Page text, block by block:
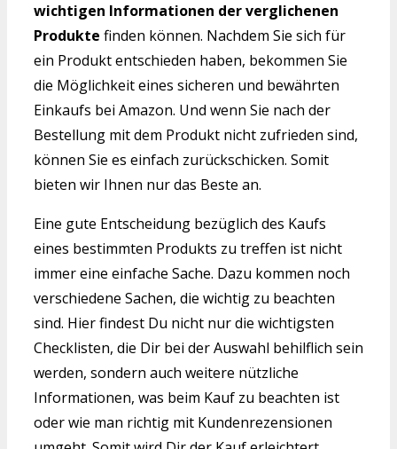
wichtigen Informationen der verglichenen
Produkte finden können. Nachdem Sie sich für
ein Produkt entschieden haben, bekommen Sie
die Möglichkeit eines sicheren und bewährten
Einkaufs bei Amazon. Und wenn Sie nach der
Bestellung mit dem Produkt nicht zufrieden sind,
können Sie es einfach zurückschicken. Somit
bieten wir Ihnen nur das Beste an.
Eine gute Entscheidung bezüglich des Kaufs
eines bestimmten Produkts zu treffen ist nicht
immer eine einfache Sache. Dazu kommen noch
verschiedene Sachen, die wichtig zu beachten
sind. Hier findest Du nicht nur die wichtigsten
Checklisten, die Dir bei der Auswahl behilflich sein
werden, sondern auch weitere nützliche
Informationen, was beim Kauf zu beachten ist
oder wie man richtig mit Kundenrezensionen